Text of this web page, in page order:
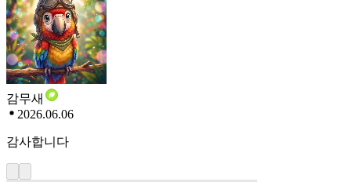
감무새
2026.06.06
감사합니다